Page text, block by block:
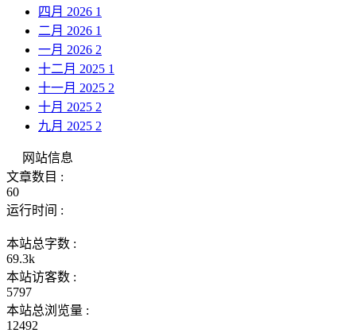
四月 2026 1
二月 2026 1
一月 2026 2
十二月 2025 1
十一月 2025 2
十月 2025 2
九月 2025 2
网站信息
文章数目 :
60
运行时间 :
本站总字数 :
69.3k
本站访客数 :
5797
本站总浏览量 :
12492